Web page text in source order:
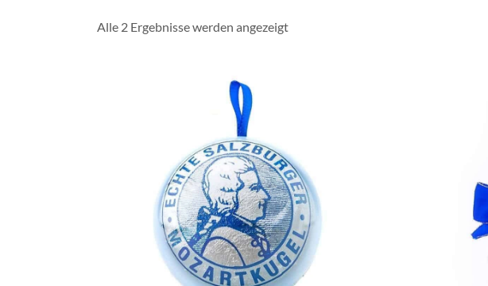
Alle 2 Ergebnisse werden angezeigt